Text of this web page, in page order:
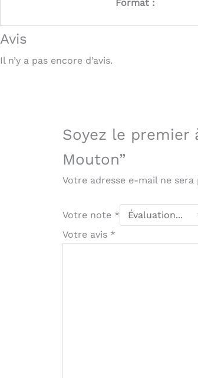
Format :
Avis
Il n’y a pas encore d’avis.
Soyez le premier
Mouton”
Votre adresse e-mail ne sera
Votre note *
Votre avis *